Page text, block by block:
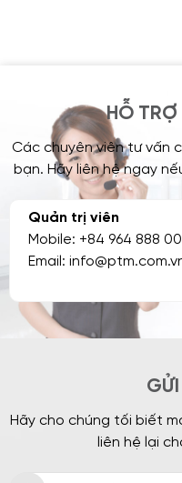
HỖ TRỢ
Các chuyên viên tư vấn
bạn. Hãy liên hệ ngay
Quản trị viên
Mobile: +84 964 888
Email:
Hãy cho chúng tối biết
liên hệ lại